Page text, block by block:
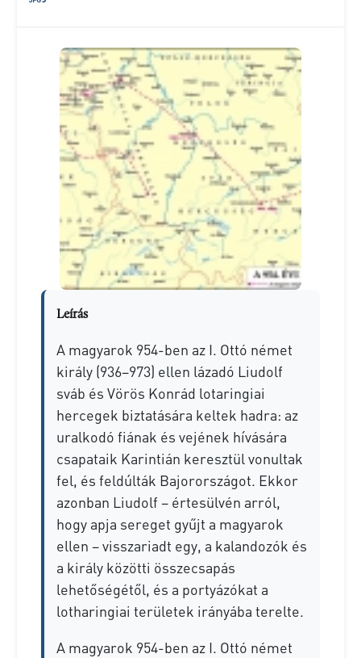
Leírás
A magyarok 954-ben az I. Ottó német
király (936–973) ellen lázadó Liudolf
sváb és Vörös Konrád lotaringiai
hercegek biztatására keltek hadra: az
uralkodó fiának és vejének hívására
csapataik Karintián keresztül vonultak
fel, és feldúlták Bajorországot. Ekkor
azonban Liudolf – értesülvén arról,
hogy apja sereget gyűjt a magyarok
ellen – visszariadt egy, a kalandozók és
a király közötti összecsapás
lehetőségétől, és a portyázókat a
lotharingiai területek irányába terelte.
A magyarok 954-ben az I. Ottó német